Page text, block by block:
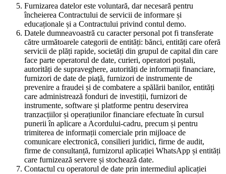
Furnizarea datelor este voluntară, dar necesară pentru
încheierea Contractului de servicii de informare și
educaționale și a Contractului privind contul demo.
Datele dumneavoastră cu caracter personal pot fi transferate
către următoarele categorii de entități: bănci, entități care oferă
servicii de plăți rapide, societăți din grupul de capital din care
face parte operatorul de date, curieri, operatori poștali,
autorități de supraveghere, autorități de informații financiare,
furnizori de date de piață, furnizori de instrumente de
prevenire a fraudei și de combatere a spălării banilor, entități
care administrează fonduri de investiții, furnizori de
instrumente, software și platforme pentru deservirea
tranzacțiilor și operațiunilor financiare efectuate în cursul
punerii în aplicare a Acordului-cadru, precum și pentru
trimiterea de informații comerciale prin mijloace de
comunicare electronică, consilieri juridici, firme de audit,
firme de consultanță, furnizorul aplicației WhatsApp și entități
care furnizează servere și stochează date.
Contactul cu operatorul de date prin intermediul aplicației